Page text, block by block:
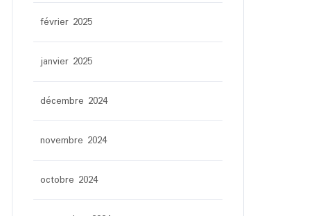
février 2025
janvier 2025
décembre 2024
novembre 2024
octobre 2024